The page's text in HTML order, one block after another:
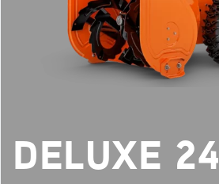
DELUXE 24